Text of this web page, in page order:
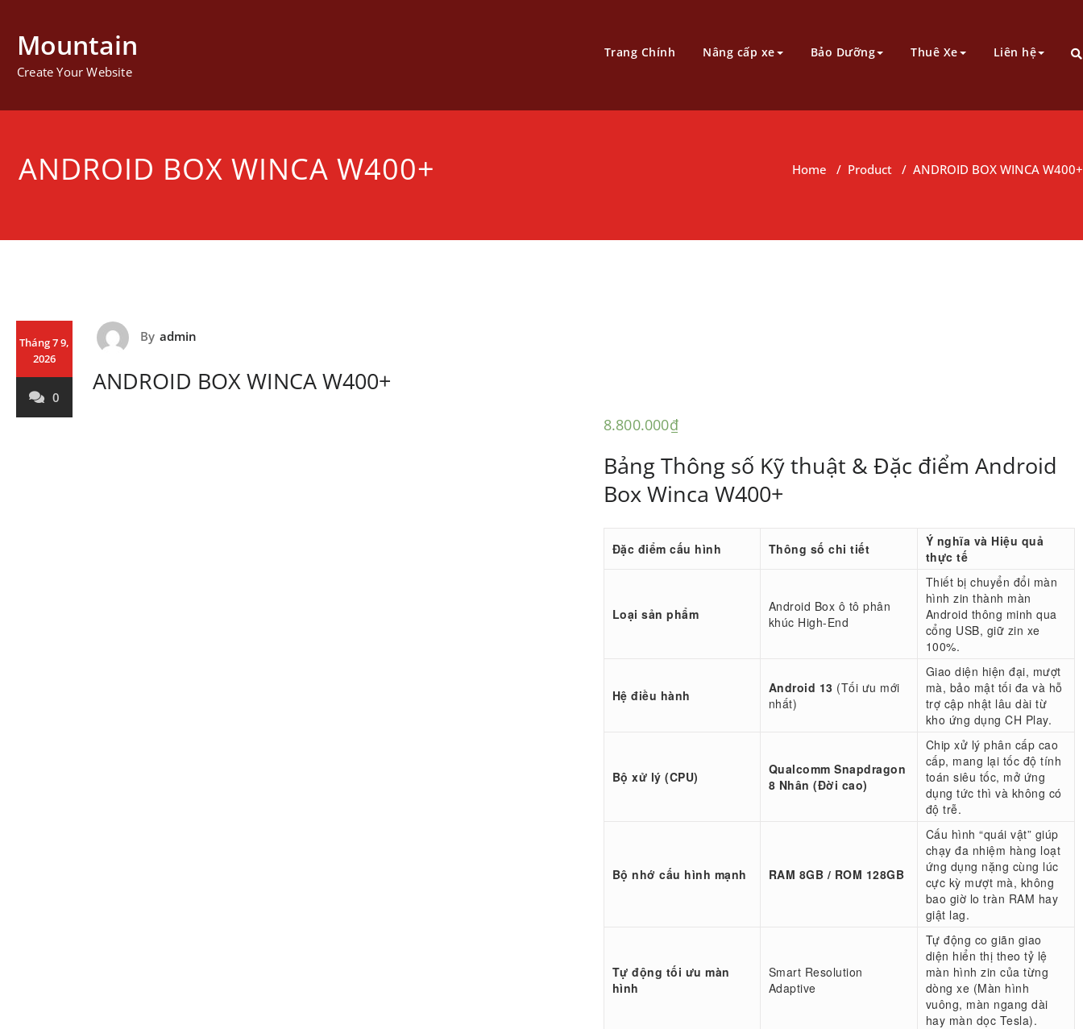
Mountain
Create Your Website
Trang Chính Nâng cấp xe Bảo Dưỡng Thuê Xe Liên hệ
ANDROID BOX WINCA W400+ Home / Product / ANDROID BOX WINCA W400+
Tháng 7 9,
2026
0
By admin
ANDROID BOX WINCA W400+
8.800.000₫
Bảng Thông số Kỹ thuật & Đặc điểm Android
Box Winca W400+
Đặc điểm cấu hình Thông số chi tiết
Ý nghĩa và Hiệu quả
thực tế
Loại sản phẩm
Android Box ô tô phân
khúc High-End
Thiết bị chuyển đổi màn
hình zin thành màn
Android thông minh qua
cổng USB, giữ zin xe
100%.
Hệ điều hành Android 13 (Tối ưu mới
nhất)
Giao diện hiện đại, mượt
mà, bảo mật tối đa và hỗ
trợ cập nhật lâu dài từ
kho ứng dụng CH Play.
Bộ xử lý (CPU)
Qualcomm Snapdragon
8 Nhân (Đời cao)
Chip xử lý phân cấp cao
cấp, mang lại tốc độ tính
toán siêu tốc, mở ứng
dụng tức thì và không có
độ trễ.
Bộ nhớ cấu hình mạnh RAM 8GB / ROM 128GB
Cấu hình “quái vật” giúp
chạy đa nhiệm hàng loạt
ứng dụng nặng cùng lúc
cực kỳ mượt mà, không
bao giờ lo tràn RAM hay
giật lag.
Tự động tối ưu màn
hình
Smart Resolution
Adaptive
Tự động co giãn giao
diện hiển thị theo tỷ lệ
màn hình zin của từng
dòng xe (Màn hình
vuông, màn ngang dài
hay màn dọc Tesla).